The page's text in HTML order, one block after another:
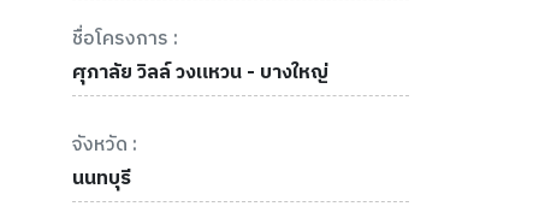
ชื่อโครงการ :
ศุภาลัย วิลล์ วงแหวน - บางใหญ่
จังหวัด :
นนทบุรี